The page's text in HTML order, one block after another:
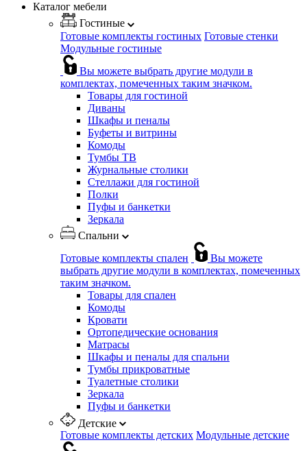
Каталог мебели
Гостиные
Готовые комплекты гостиных Готовые стенки
Модульные гостиные
Вы можете выбрать другие модули в
комплектах, помеченных таким значком.
Товары для гостиной
Диваны
Шкафы и пеналы
Буфеты и витрины
Комоды
Тумбы ТВ
Журнальные столики
Стеллажи для гостиной
Полки
Пуфы и банкетки
Зеркала
Спальни
Готовые комплекты спален
Вы можете
выбрать другие модули в комплектах, помеченных
таким значком.
Товары для спален
Комоды
Кровати
Ортопедические основания
Матрасы
Шкафы и пеналы для спальни
Тумбы прикроватные
Туалетные столики
Зеркала
Пуфы и банкетки
Детские
Готовые комплекты детских Модульные детские